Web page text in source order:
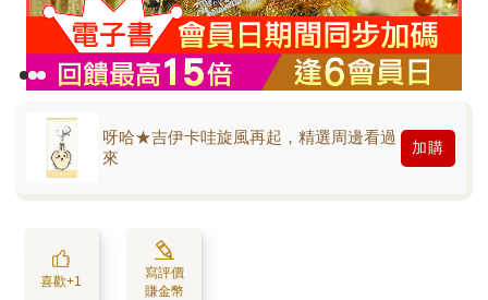
呀哈★吉伊卡哇旋風再起，精選周邊看過
來
加購
喜歡+1
寫評價
賺金幣